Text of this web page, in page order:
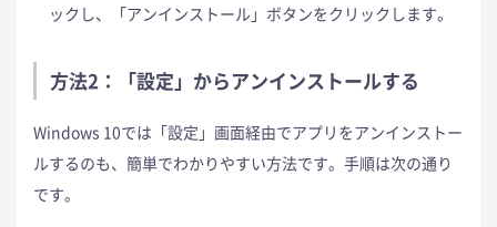
ックし、「アンインストール」ボタンをクリックします。
方法2：「設定」からアンインストールする
Windows 10では「設定」画面経由でアプリをアンインストー
ルするのも、簡単でわかりやすい方法です。手順は次の通り
です。